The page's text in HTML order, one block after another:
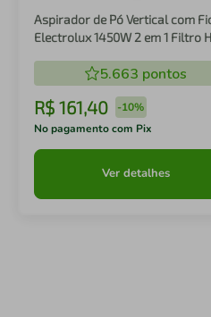
Aspirador de Pó Vertical com
Electrolux 1450W 2 em 1 Filtro
5.663 pontos
R$ 161,40 -10%
No pagamento com Pix
Ver detalhes